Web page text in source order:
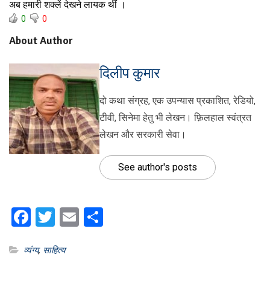
अब हमारी शक्लें देखने लायक थीं ।
0 0
About Author
दिलीप कुमार
दो कथा संग्रह, एक उपन्यास प्रकाशित, रेडियो,
टीवी, सिनेमा हेतु भी लेखन। फ़िलहाल स्वंत्रत
लेखन और सरकारी सेवा।
See author's posts
Facebook
Twitter
Email
व्यंग्य, साहित्य